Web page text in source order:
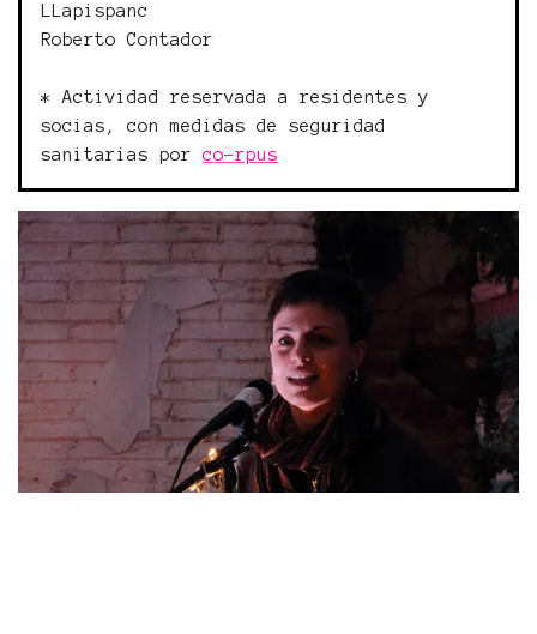
LLapispanc
Roberto Contador
* Actividad reservada a residentes y
socias, con medidas de seguridad
sanitarias por co-rpus